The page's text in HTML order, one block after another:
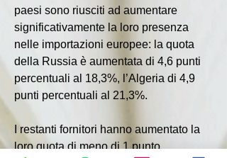
paesi sono riusciti ad aumentare
significativamente la loro presenza
nelle importazioni europee: la quota
della Russia è aumentata di 4,6 punti
percentuali al 18,3%, l’Algeria di 4,9
punti percentuali al 21,3%.
I restanti fornitori hanno aumentato la
loro quota di meno di 1 punto